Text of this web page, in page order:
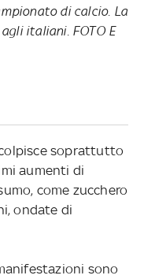
di calcio. La
italiani. FOTO E
soprattutto
aumenti di
come zucchero
ondate di
sono